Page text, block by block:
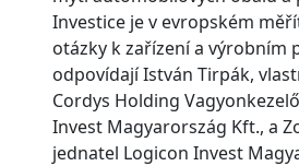
Investice je v evropském
otázky k zařízení a výrobním
odpovídají István Tirpák,
Cordys Holding
Invest Magyarország Kft., a
jednatel Logicon Invest